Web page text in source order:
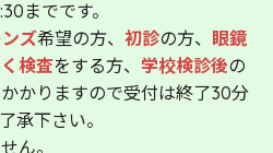
までです。
ズ希望の方、 初診の方、 眼鏡
検査をする方、学校検診後の
かりますので受付は終了30分
承下さい。
ん。